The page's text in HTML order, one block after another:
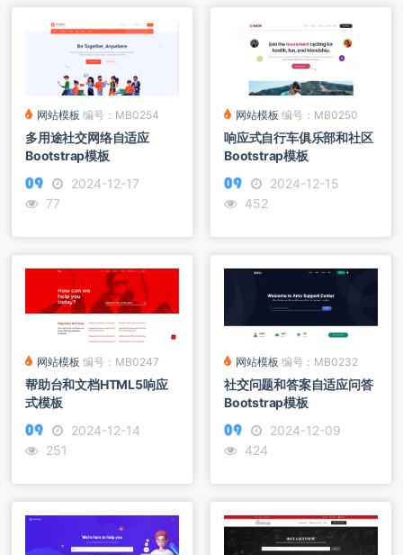
网站模板 编号：MB0254
多用途社交网络自适应
Bootstrap模板
2024-12-17
77
网站模板 编号：MB0250
响应式自行车俱乐部和社区
Bootstrap模板
2024-12-15
452
网站模板 编号：MB0247
帮助台和文档HTML5响应
式模板
2024-12-14
251
网站模板 编号：MB0232
社交问题和答案自适应问答
Bootstrap模板
2024-12-09
424